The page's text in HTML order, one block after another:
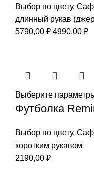
Выбор по цвету,
длинный рукав
5790,00₽ 4990,00 ₽
Выберите
Футболка
Выбор по цвету,
коротким рукавом
2190,00 ₽